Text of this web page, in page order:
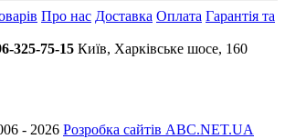
Про нас Доставка Оплата Гарантія та
325-75-15 Київ, Харківське шосе, 160
- 2026 Розробка сайтів ABC.NET.UA